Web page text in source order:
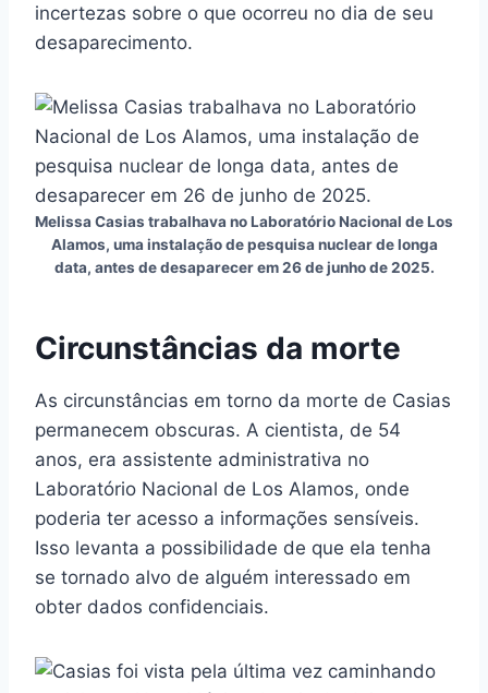
incertezas sobre o que ocorreu no dia de seu
desaparecimento.
Melissa Casias trabalhava no Laboratório Nacional de Los
Alamos, uma instalação de pesquisa nuclear de longa
data, antes de desaparecer em 26 de junho de 2025.
Circunstâncias da morte
As circunstâncias em torno da morte de Casias
permanecem obscuras. A cientista, de 54
anos, era assistente administrativa no
Laboratório Nacional de Los Alamos, onde
poderia ter acesso a informações sensíveis.
Isso levanta a possibilidade de que ela tenha
se tornado alvo de alguém interessado em
obter dados confidenciais.